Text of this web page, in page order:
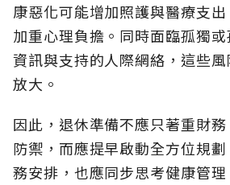
康惡化可能增加照護與醫療支
加重心理負擔。同時面臨孤獨
資訊與支持的人際網絡，這些
放大。
因此，退休準備不應只著重財
防禦，而應提早啟動全方位規
務安排，也應同步思考健康管理